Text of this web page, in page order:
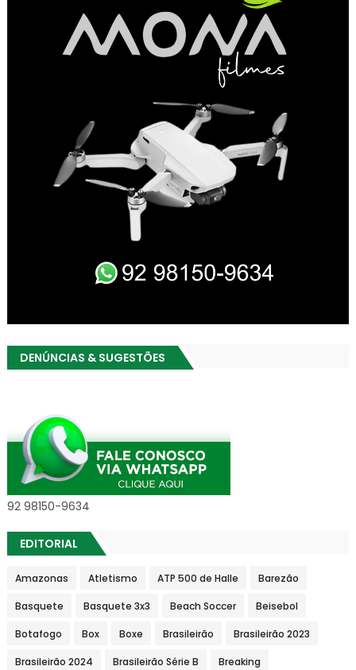
DENÚNCIAS & SUGESTÕES
92 98150-9634
EDITORIAL
Amazonas Atletismo ATP 500 de Halle Barezão
Basquete Basquete 3x3 Beach Soccer Beisebol
Botafogo Box Boxe Brasileirão Brasileirão 2023
Brasileirão 2024 Brasileirão Série B Breaking